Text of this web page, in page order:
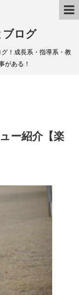
ブログ
グ！成長系・指導系・教
がある！
ー紹介【楽